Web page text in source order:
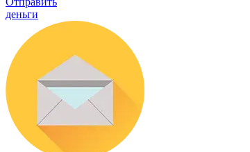
деньги